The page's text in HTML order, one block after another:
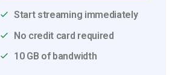
Start streaming immediately
No credit card required
10 GB of bandwidth